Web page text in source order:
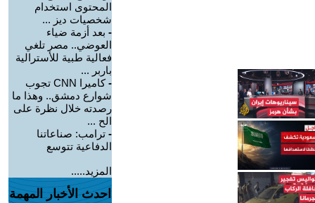
المحتوى استخدام
شخصيات ديز ...
- بعد أزمة ضياء
العوضي.. مصر تلغي
فعالية طبية للأسترالية
باربر ...
-
كاميرا CNN تجوب
شوارع دمشق.. وهذا ما
رصدته خلال نظرة على
الح ...
- ترامب: صناعاتنا
الدفاعية تتوسع
المزيد.....
احدث الأخبار المهمة